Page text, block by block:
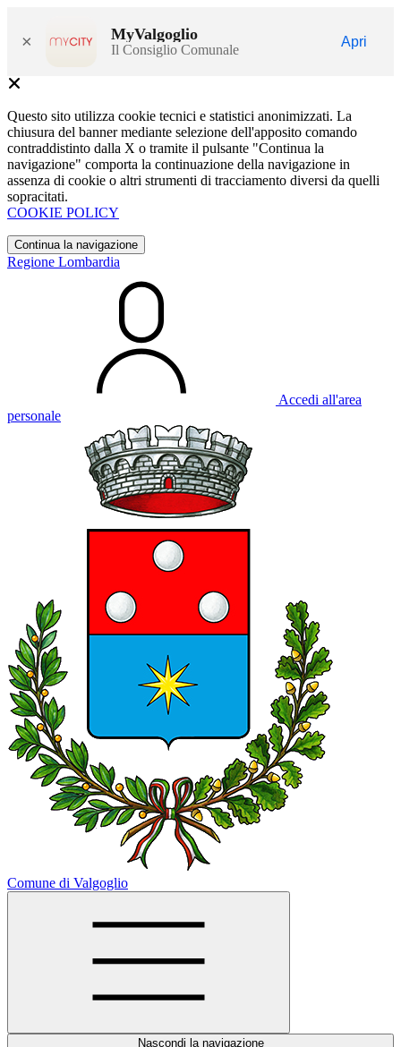
× MyValgoglio
Il Consiglio Comunale
Apri
Questo sito utilizza cookie tecnici e statistici anonimizzati. La
chiusura del banner mediante selezione dell'apposito comando
contraddistinto dalla X o tramite il pulsante "Continua la
navigazione" comporta la continuazione della navigazione in
assenza di cookie o altri strumenti di tracciamento diversi da quelli
sopracitati.
COOKIE POLICY
Continua la navigazione
Regione Lombardia
Accedi all'area
personale
Comune di Valgoglio
Nascondi la navigazione